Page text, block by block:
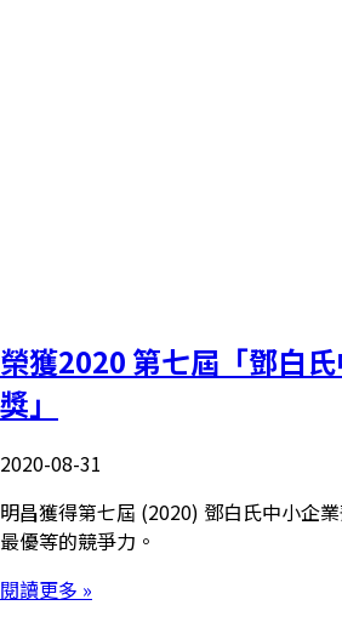
榮獲2020 第七屆「鄧白
獎」
2020-08-31
明昌獲得第七屆 (2020) 鄧白氏中小企
最優等的競爭力。
閱讀更多 »